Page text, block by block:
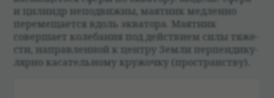
и цилиндр непо­движны, маят­ник мед­ленно
перемеща­ется вдоль эква­тора. Маят­ник
совершает коле­ба­ния под действием силы тяже­
сти, направ­лен­ной к цен­тру Земли перпен­ди­ку­
лярно каса­тель­ному кружочку (про­стран­ству).